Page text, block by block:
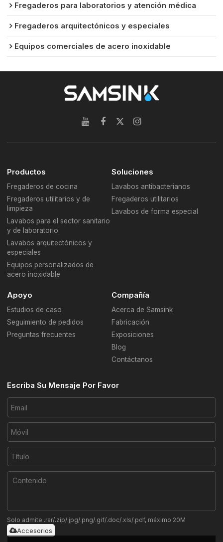
Fregaderos para laboratorios y atención médica
Fregaderos arquitectónicos y especiales
Equipos comerciales de acero inoxidable
Productos
Fregaderos de cocina
Fregaderos utilitarios y de
limpieza
Lavabos para el sector sanitario
y de laboratorio
Lavabos arquitectónicos y
especiales
Equipos personalizados de
acero inoxidable
Soluciones
Lavabos antibacterianos
Fregaderos utilitarios
Lavabos de forma especial
Apoyo
Estudios de caso
Seguimiento de pedidos
Preguntas frecuentes
Compañía
Acerca de Samsink
Fabricación
Exposiciones
Blog
Contáctanos
Escriba Su Mensaje Por Favor
Solo admite .rar/.zip/.jpg/.png/.gif/.doc/.xls/.pdf, máximo 20M
Accesorios